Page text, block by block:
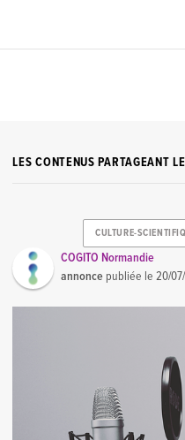
LES CONTENUS PARTAGEANT
CULTURE-
COGITO Normandie
annonce publiée le20/